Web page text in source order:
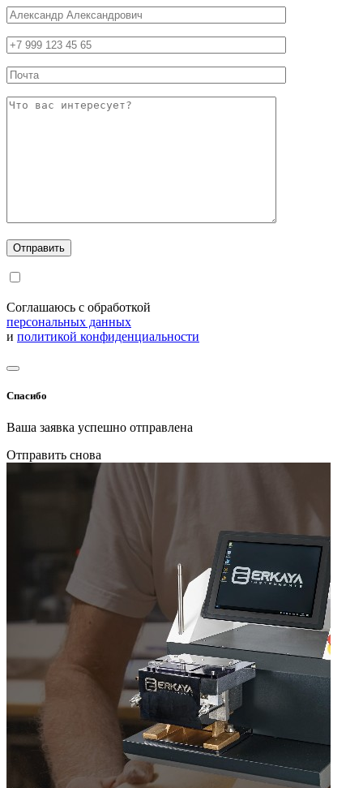
Соглашаюсь с обработкой
персональных данных
и политикой конфиденциальности
Спасибо
Ваша заявка успешно отправлена
Отправить снова